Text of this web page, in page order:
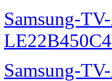
Samsung-
Samsung-